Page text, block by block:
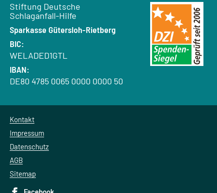
Empfänger:
Stiftung Deutsche
Schlaganfall-Hilfe
Bank:
Sparkasse Gütersloh-Rietberg
BIC:
WELADED1GTL
IBAN:
DE80 4785 0065 0000 0000 50
Kontakt
Impressum
Datenschutz
AGB
Sitemap